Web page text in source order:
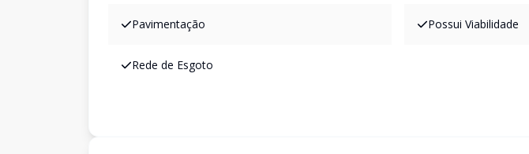
Pavimentação Possui Viabilidade
Rede de Esgoto